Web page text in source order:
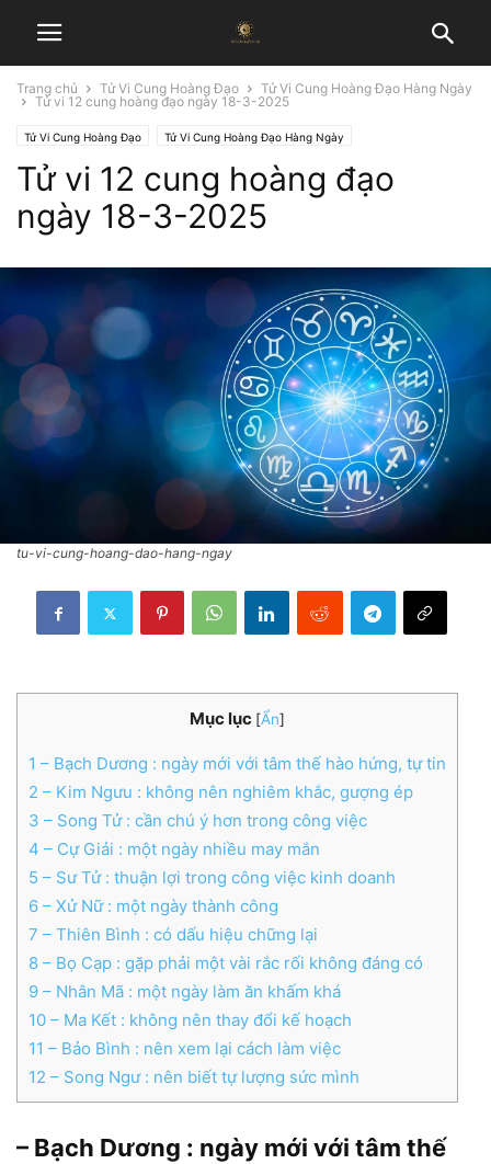
Trang chủ Tử Vi Cung Hoàng Đạo
Tử Vi Cung Hoàng Đạo Hàng Ngày
Tử vi 12 cung hoàng đạo ngày 18-3-2025
Tử Vi Cung Hoàng Đạo Tử Vi Cung Hoàng Đạo Hàng Ngày
Tử vi 12 cung hoàng đạo
ngày 18-3-2025
tu-vi-cung-hoang-dao-hang-ngay
Mục lục [Ẩn]
1 – Bạch Dương : ngày mới với tâm thế hào hứng, tự tin
2 – Kim Ngưu : không nên nghiêm khắc, gượng ép
3 – Song Tử : cần chú ý hơn trong công việc
4 – Cự Giải : một ngày nhiều may mắn
5 – Sư Tử : thuận lợi trong công việc kinh doanh
6 – Xử Nữ : một ngày thành công
7 – Thiên Bình : có dấu hiệu chững lại
8 – Bọ Cạp : gặp phải một vài rắc rối không đáng có
9 – Nhân Mã : một ngày làm ăn khấm khá
10 – Ma Kết : không nên thay đổi kế hoạch
11 – Bảo Bình : nên xem lại cách làm việc
12 – Song Ngư : nên biết tự lượng sức mình
– Bạch Dương : ngày mới với tâm thế